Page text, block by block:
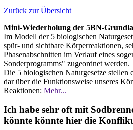
Zurück zur Übersicht
Mini-Wiederholung der 5BN-
Im Modell der 5 biologischen
spür- und sichtbare Körperreaktionen,
Phasenabschnitten im Verlauf eines
Sonderprogramms" zugeordnet werden.
Die 5 biologischen Naturgesetze stellen
dar über die Funktionsweise unseres
Reaktionen: Mehr...
Ich habe sehr oft mit
könnte könnte hier die